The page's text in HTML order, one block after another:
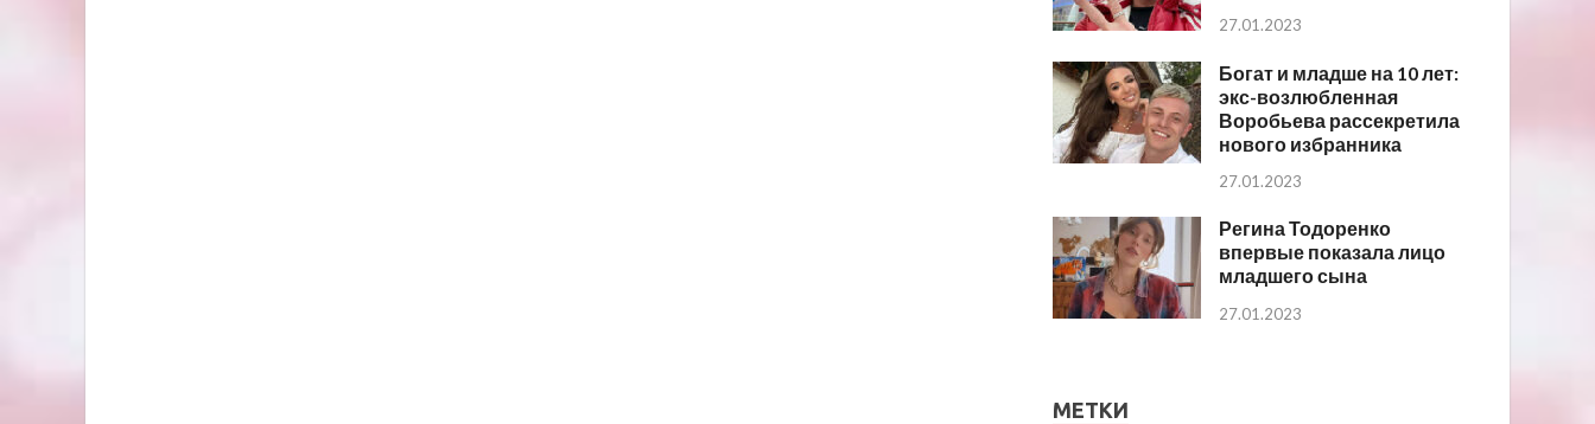
27.01.2023
Богат и младше на 10 лет:
экс-возлюбленная
Воробьева рассекретила
нового избранника
27.01.2023
Регина Тодоренко
впервые показала лицо
младшего сына
27.01.2023
МЕТКИ